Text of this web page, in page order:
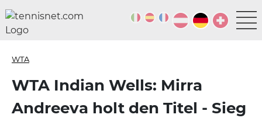
WTA
WTA Indian Wells: Mirra
Andreeva holt den Titel - Sieg